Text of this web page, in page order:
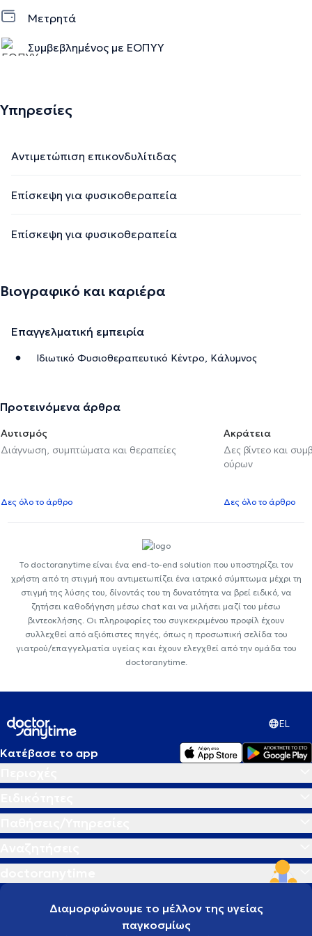
Μετρητά
Συμβεβλημένος με ΕΟΠΥΥ
Υπηρεσίες
Αντιμετώπιση επικονδυλίτιδας
Επίσκεψη για φυσικοθεραπεία
Επίσκεψη για φυσικοθεραπεία
Βιογραφικό και καριέρα
Επαγγελματική εμπειρία
Ιδιωτικό Φυσιοθεραπευτικό Κέντρο, Κάλυμνος
Προτεινόμενα άρθρα
Αυτισμός
Διάγνωση, συμπτώματα και θεραπείες
Δες όλο το άρθρο
Ακράτεια
Δες βίντεο και
ούρων
Δες όλο το άρθρο
Το doctoranytime είναι ένα end-to-end solution που υποστηρίζει τον
χρήστη από τη στιγμή που αντιμετωπίζει ένα ιατρικό σύμπτωμα μέχρι τη
στιγμή της λύσης του, δίνοντάς του τη δυνατότητα να βρεί ειδικό, να
ζητήσει καθοδήγηση μέσω chat και να μιλήσει μαζί του μέσω
βιντεοκλήσης. Οι πληροφορίες του συγκεκριμένου προφίλ έχουν
συλλεχθεί από αξιόπιστες πηγές, όπως η προσωπική σελίδα του
γιατρού/επαγγελματία υγείας και έχουν ελεγχθεί από την ομάδα του
doctoranytime.
EL
Κατέβασε το app
Διαμορφώνουμε το μέλλον της υγείας
παγκοσμίως